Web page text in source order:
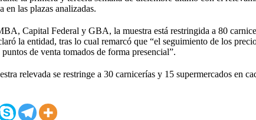
en las plazas analizadas.
Capital Federal y GBA, la muestra está restringida a 80
la entidad, tras lo cual remarcó que “el seguimiento de los
de venta tomados de forma presencial”.
relevada se restringe a 30 carnicerías y 15 supermercados en